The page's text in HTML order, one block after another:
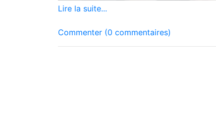
Lire la suite...
Commenter (0 commentaires)